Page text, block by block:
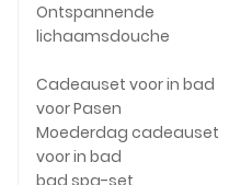
Ontspannende
lichaamsdouche
Cadeauset voor in bad
voor Pasen
Moederdag cadeauset
voor in bad